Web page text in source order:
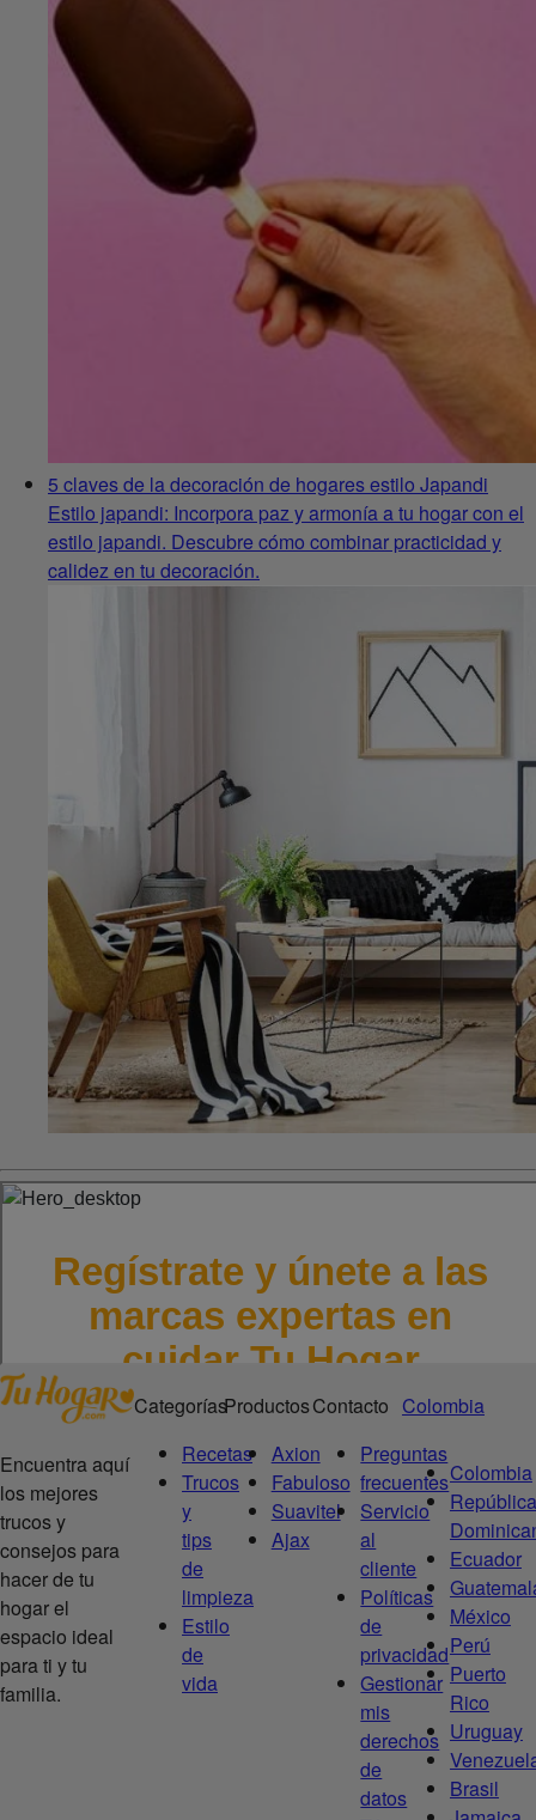
5 claves de la decoración de hogares estilo Japandi
Estilo japandi: Incorpora paz y armonía a tu hogar con el
estilo japandi. Descubre cómo combinar practicidad y
calidez en tu decoración.
Encuentra aquí
los mejores
trucos y
consejos para
hacer de tu
hogar el
espacio ideal
para ti y tu
familia.
Categorías
Recetas
Trucos
y
tips
de
limpieza
Estilo
de
vida
Productos
Axion
Fabuloso
Suavitel
Ajax
Contacto
Preguntas
frecuentes
Servicio
al
cliente
Políticas
de
privacidad
Gestionar
mis
derechos
de
datos
Colombia
Colombia
República
Ecuador
México
Perú
Puerto
Rico
Uruguay
Brasil